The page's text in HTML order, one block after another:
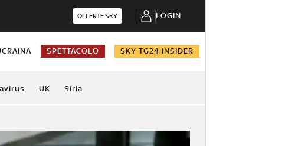
OFFERTE SKY LOGIN
SPETTACOLO SKY TG24 INSIDER
UK Siria